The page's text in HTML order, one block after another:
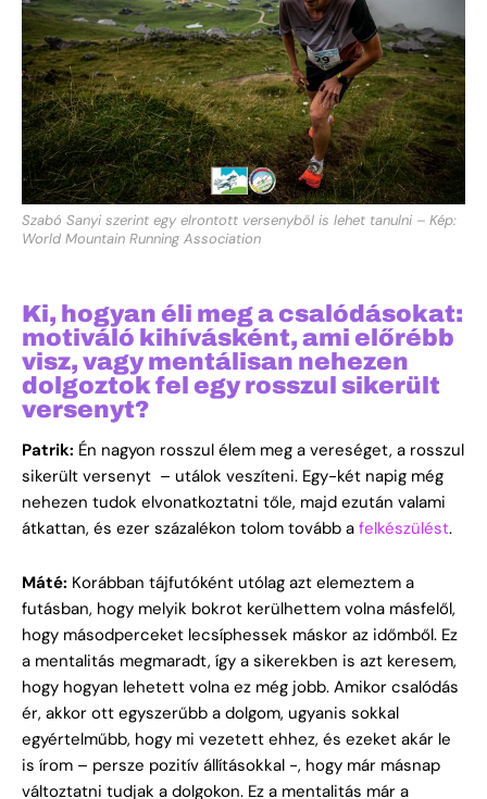
Szabó Sanyi szerint egy elrontott versenyből is lehet tanulni – Kép:
World Mountain Running Association
Ki, hogyan éli meg a csalódásokat:
motiváló kihívásként, ami előrébb
visz, vagy mentálisan nehezen
dolgoztok fel egy rosszul sikerült
versenyt?
Patrik: Én nagyon rosszul élem meg a vereséget, a rosszul
sikerült versenyt – utálok veszíteni. Egy-két napig még
nehezen tudok elvonatkoztatni tőle, majd ezután valami
átkattan, és ezer százalékon tolom tovább a felkészülést.
Máté: Korábban tájfutóként utólag azt elemeztem a
futásban, hogy melyik bokrot kerülhettem volna másfelől,
hogy másodperceket lecsíphessek máskor az időmből. Ez
a mentalitás megmaradt, így a sikerekben is azt keresem,
hogy hogyan lehetett volna ez még jobb. Amikor csalódás
ér, akkor ott egyszerűbb a dolgom, ugyanis sokkal
egyértelműbb, hogy mi vezetett ehhez, és ezeket akár le
is írom – persze pozitív állításokkal -, hogy már másnap
változtatni tudjak a dolgokon. Ez a mentalitás már a